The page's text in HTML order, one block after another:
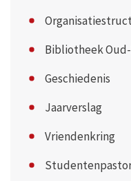
Bibliotheek
Geschiedenis
Jaarverslag
Vriendenkring